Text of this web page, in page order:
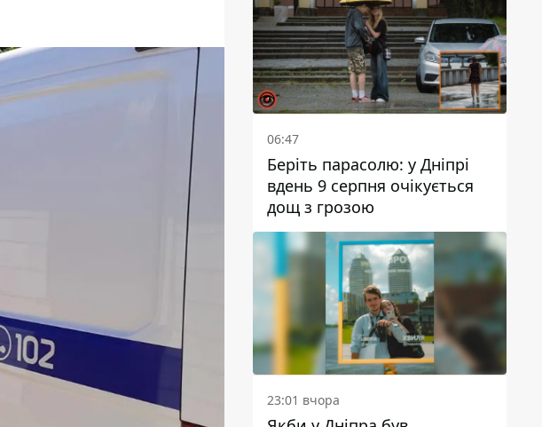
06:47
Беріть парасолю: у Дніпрі
вдень 9 серпня очікується
дощ з грозою
23:01 вчора